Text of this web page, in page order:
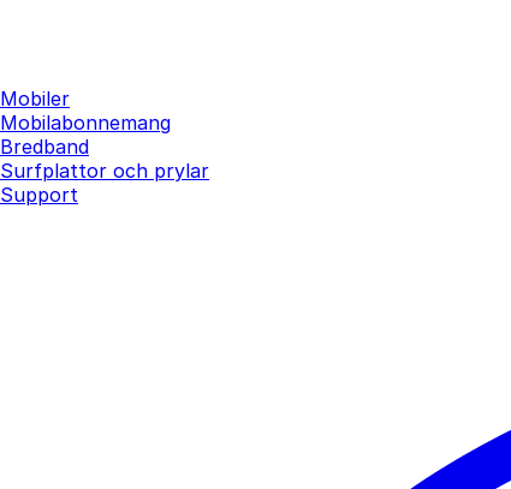
Mobiler
Mobilabonnemang
Bredband
Surfplattor och prylar
Support